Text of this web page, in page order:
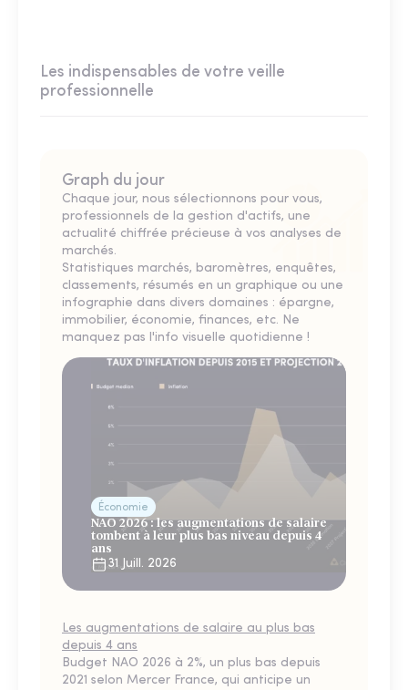
Les indispensables de votre veille
professionnelle
Graph du jour
Chaque jour, nous sélectionnons pour vous,
professionnels de la gestion d'actifs, une
actualité chiffrée précieuse à vos analyses de
marchés.
Statistiques marchés, baromètres, enquêtes,
classements, résumés en un graphique ou une
infographie dans divers domaines : épargne,
immobilier, économie, finances, etc. Ne
manquez pas l'info visuelle quotidienne !
Économie
NAO 2026 : les augmentations de salaire
tombent à leur plus bas niveau depuis 4
ans
31 Juill. 2026
Les augmentations de salaire au plus bas
depuis 4 ans
Budget NAO 2026 à 2%, un plus bas depuis
2021 selon Mercer France, qui anticipe un